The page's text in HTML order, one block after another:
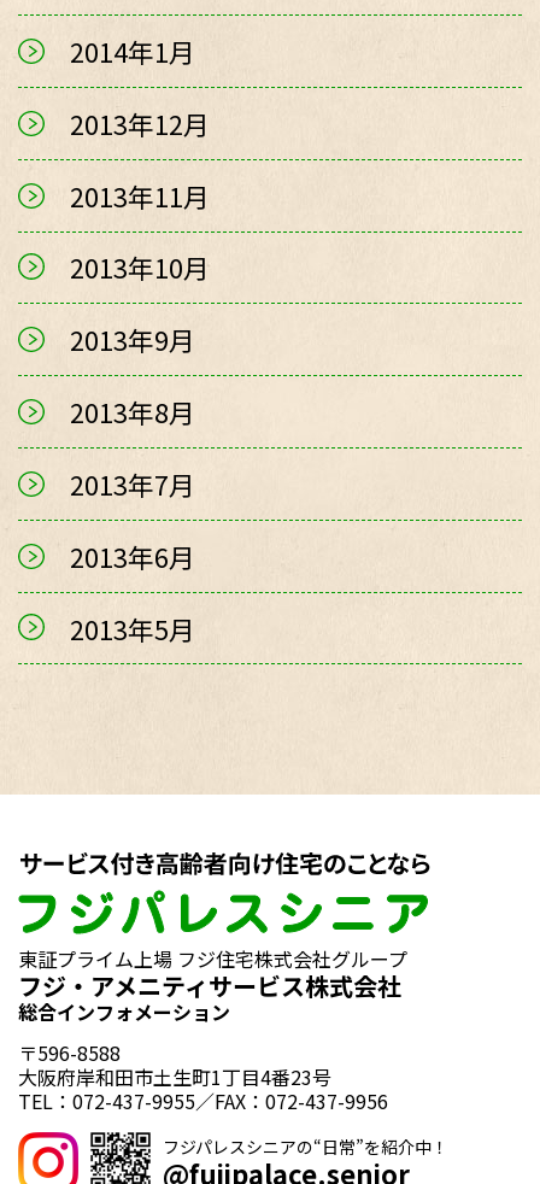
2014年1月
2013年12月
2013年11月
2013年10月
2013年9月
2013年8月
2013年7月
2013年6月
2013年5月
東証プライム上場 フジ住宅株式会社グループ
フジ・アメニティサービス株式会社
総合インフォメーション
〒596-8588
大阪府岸和田市土生町1丁目4番23号
TEL：072-437-9955／FAX：072-437-9956
フジパレスシニアの“日常”を紹介中！
@fujipalace.senior